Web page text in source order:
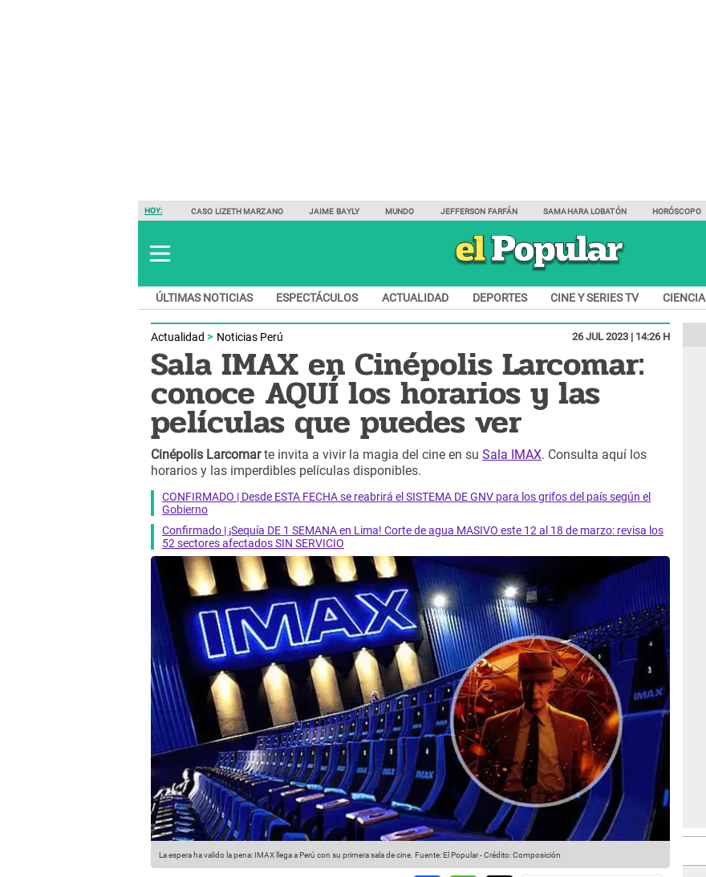
HOY: CASO LIZETH MARZANO JAIME BAYLY MUNDO JEFFERSON FARFÁN SAMAHARA LOBATÓN HORÓSCOPO
ÚLTIMAS NOTICIAS ESPECTÁCULOS ACTUALIDAD DEPORTES CINE Y SERIES TV CIENCIA
Actualidad Noticias Perú 26 JUL 2023 | 14:26 H
Sala IMAX en Cinépolis Larcomar:
conoce AQUÍ los horarios y las
películas que puedes ver
Cinépolis Larcomarte invita a vivir la magia del cine en su Sala IMAX. Consulta aquí los
horarios y las imperdibles películas disponibles.
CONFIRMADO | Desde ESTA FECHA se reabrirá el SISTEMA DE GNV para los grifos del país según el
Gobierno
Confirmado | ¡Sequía DE 1 SEMANA en Lima! Corte de agua MASIVO este 12 al 18 de marzo: revisa los
52 sectores afectados SIN SERVICIO
La espera ha valido la pena: IMAX llega a Perú con su primera sala de cine. Fuente: El Popular-Crédito: Composición